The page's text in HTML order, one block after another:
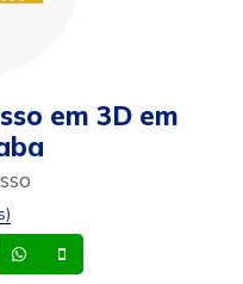
em 3D em
Email Whatsapp